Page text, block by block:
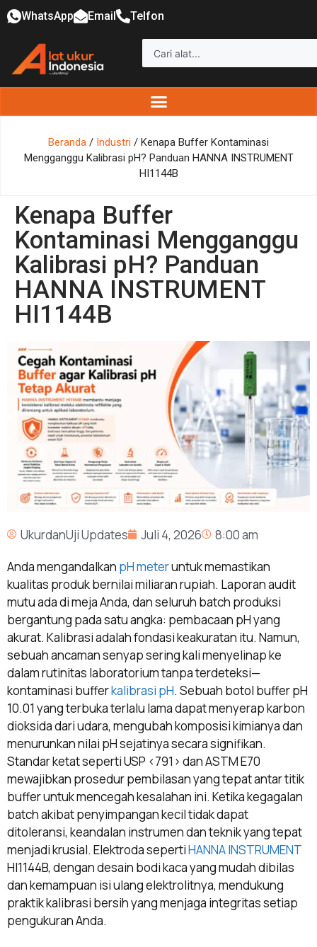
WhatsApp Email Telfon
Beranda / Industri / Kenapa Buffer Kontaminasi
Mengganggu Kalibrasi pH? Panduan HANNA INSTRUMENT
HI1144B
Kenapa Buffer
Kontaminasi Mengganggu
Kalibrasi pH? Panduan
HANNA INSTRUMENT
HI1144B
UkurdanUji Updates Juli 4, 2026
8:00 am
Anda mengandalkan pH meteruntuk memastikan
kualitas produk bernilai miliaran rupiah. Laporan audit
mutu ada di meja Anda, dan seluruh batch produksi
bergantung pada satu angka: pembacaan pH yang
akurat. Kalibrasi adalah fondasi keakuratan itu. Namun,
sebuah ancaman senyap sering kali menyelinap ke
dalam rutinitas laboratorium tanpa terdeteksi—
kontaminasi bufferkalibrasi pH. Sebuah botol buffer pH
10.01 yang terbuka terlalu lama dapat menyerap karbon
dioksida dari udara, mengubah komposisi kimianya dan
menurunkan nilai pH sejatinya secara signifikan.
Standar ketat seperti USP <791> dan ASTM E70
mewajibkan prosedur pembilasan yang tepat antar titik
buffer untuk mencegah kesalahan ini. Ketika kegagalan
batch akibat penyimpangan kecil tidak dapat
ditoleransi, keandalan instrumen dan teknik yang tepat
menjadi krusial. Elektroda sepertiHANNA INSTRUMENT
HI1144B, dengan desain bodi kaca yang mudah dibilas
dan kemampuan isi ulang elektrolitnya, mendukung
praktik kalibrasi bersih yang menjaga integritas setiap
pengukuran Anda.